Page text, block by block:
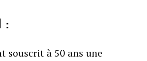
:
souscrit à 50 ans une